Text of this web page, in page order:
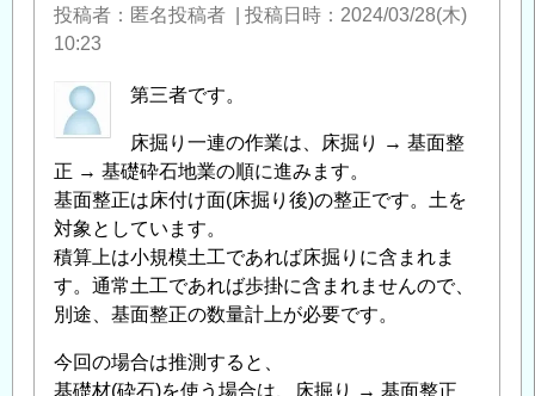
整
必
性」
へ
の
返
信
投稿者 匿名投稿者 投稿日時
2024/03/28(木)
10:23
第三者です。
床掘り一連の作業は、床掘り → 基面整
正 → 基礎砕石地業の順に進みます。
基面整正は床付け面(床掘り後)の整正です。土を
対象としています。
積算上は小規模土工であれば床掘りに含まれま
す。通常土工であれば歩掛に含まれませんので、
別途、基面整正の数量計上が必要です。
今回の場合は推測すると、
基礎材(砕石)を使う場合は、床掘り → 基面整正